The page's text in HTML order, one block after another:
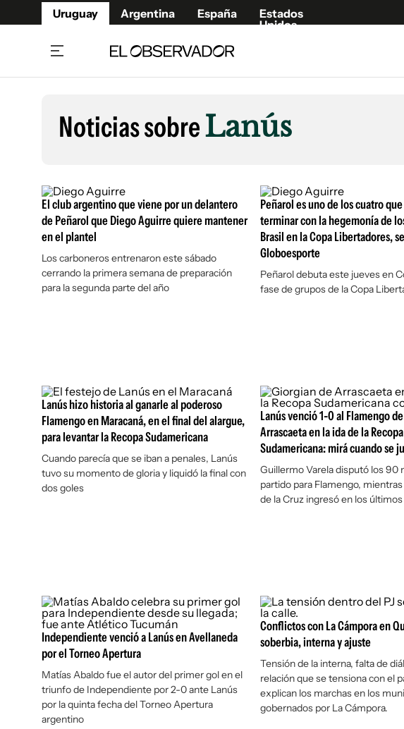
Uruguay Argentina España
Estados
Unidos
Beneficios Member
Café y Negocios
Economía y Empresas
Agro
Brand Studio
Mundo
Fúnebres
Publicaciones
Newsletters
Argentina
España
Estados Unidos
Noticias sobreLanús
El club argentino que viene por un delantero
de Peñarol que Diego Aguirre quiere mantener
en el plantel
Los carboneros entrenaron este sábado
cerrando la primera semana de preparación
para la segunda parte del año
Peñarol es uno de los cuatro
terminar con la hegemonía de
Brasil en la Copa Libertadores,
Globoesporte
Peñarol debuta este jueves en
fase de grupos de la Copa
Lanús hizo historia al ganarle al poderoso
Flamengo en Maracaná, en el final del alargue,
para levantar la Recopa Sudamericana
Cuando parecía que se iban a penales, Lanús
tuvo su momento de gloria y liquidó la final con
dos goles
Lanús venció 1-0 al Flamengo
Arrascaeta en la ida de la Recopa
Sudamericana: mirá cuando se
Guillermo Varela disputó los 90
partido para Flamengo,
de la Cruz ingresó en los últimos
Independiente venció a Lanús en Avellaneda
por el Torneo Apertura
Matías Abaldo fue el autor del primer gol en el
triunfo de Independiente por 2-0 ante Lanús
por la quinta fecha del Torneo Apertura
argentino
Conflictos con La Cámpora en
soberbia, interna y ajuste
Tensión de la interna, falta de
relación que se tensiona con el
explican los marchas en los
gobernados por La Cámpora.